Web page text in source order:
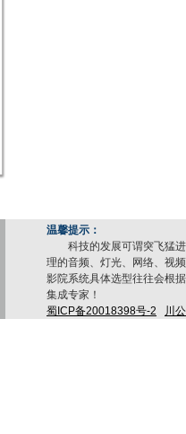
温馨提示：
科技的发展可谓突飞猛进
理的音频、灯光、网络、视
影院系统具体选型往往会根
集成专家！
蜀ICP备20018398号-2
川